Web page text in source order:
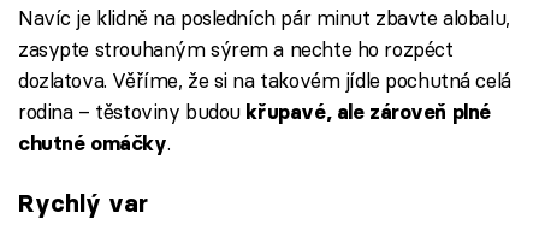
Navíc je klidně na posledních pár minut zbavte alobalu,
zasypte strouhaným sýrem a nechte ho rozpéct
dozlatova. Věříme, že si na takovém jídle pochutná celá
rodina – těstoviny budoukřupavé, ale zároveň plné
chutné omáčky.
Rychlý var